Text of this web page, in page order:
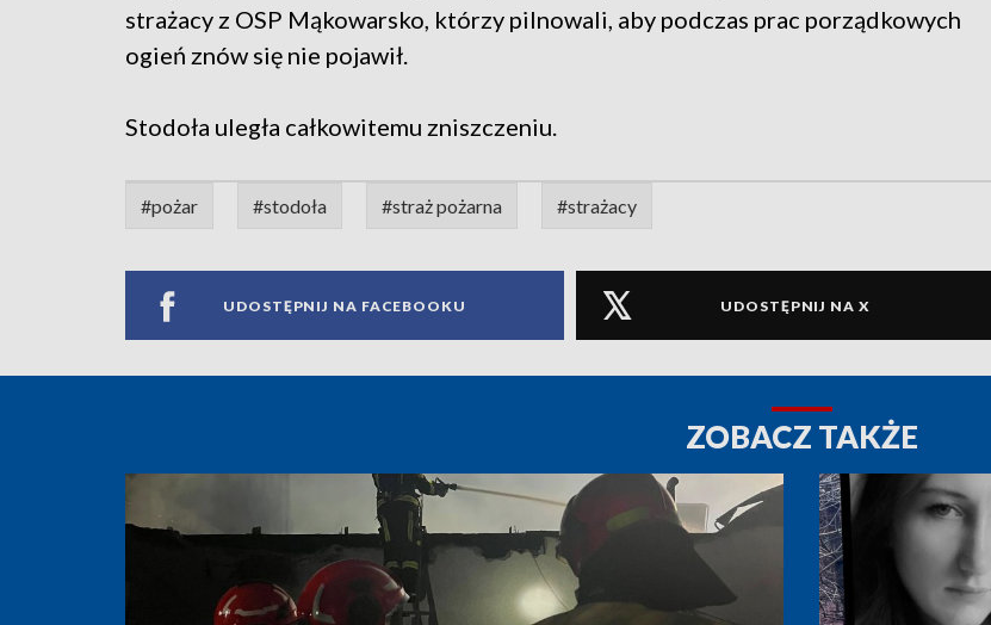
strażacy z OSP Mąkowarsko, którzy pilnowali, aby podczas prac porządkowych
ogień znów się nie pojawił.
Stodoła uległa całkowitemu zniszczeniu.
#pożar #stodoła #straż pożarna #strażacy
UDOSTĘPNIJ NA FACEBOOKU UDOSTĘPNIJ NA X
ZOBACZ TAKŻE